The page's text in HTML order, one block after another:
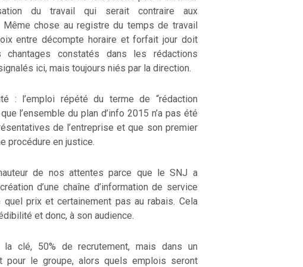
du travail qui serait contraire aux
chose au registre du temps de travail
entre décompte horaire et forfait jour doit
chantages constatés dans les rédactions
ici, mais toujours niés par la direction.
: l’emploi répété du terme de “rédaction
l’ensemble du plan d’info 2015 n’a pas été
de l’entreprise et que son premier
procédure en justice.
de nos attentes parce que le SNJ a
d’une chaîne d’information de service
quel prix et certainement pas au rabais. Cela
et donc, à son audience.
clé, 50% de recrutement, mais dans un
pour le groupe, alors quels emplois seront